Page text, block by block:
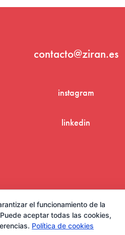
contacto@ziran.es
instagram
linkedin
Aviso Legal y Condiciones de Uso
el funcionamiento de la
aceptar todas las cookies,
Política de cookies